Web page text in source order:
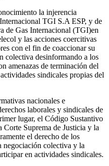
la injerencia
TGI S.A ESP, y de
de Gas Internacional (TGI)en
y las acciones coercitivas
con el fin de coaccionar su
colectiva desinformando a los
amenazas de terminación del
sindicales propias del
nacionales e
laborales y sindicales de
lugar, el Código Sustantivo
Suprema de Justicia y la
el derecho de los
negociación colectiva y la
en actividades sindicales.